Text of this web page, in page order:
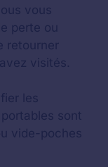
vous
perte ou
retourner
visités.
les
sont
vide-poches